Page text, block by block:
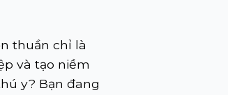
thuần chỉ là
và tạo niềm
y? Bạn đang